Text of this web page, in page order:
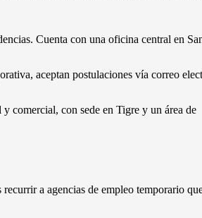
Cuenta con una oficina central en
aceptan postulaciones vía correo
comercial, con sede en Tigre y un área de
a agencias de empleo temporario